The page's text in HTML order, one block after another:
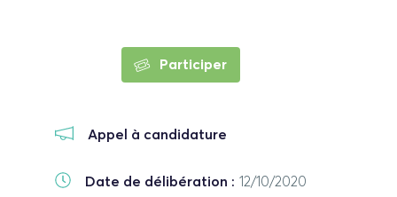
Participer
Appel à candidature
Date de délibération : 12/10/2020